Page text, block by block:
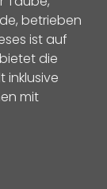
betrieben
ist auf
die
inklusive
mit